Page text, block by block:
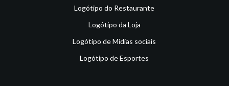
Logótipo do Restaurante
Logótipo da Loja
Logótipo de Mídias sociais
Logótipo de Esportes